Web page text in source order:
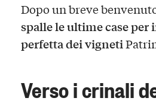
Dopo un breve
spalle le ultime case
perfetta dei vigneti
Verso i crinali